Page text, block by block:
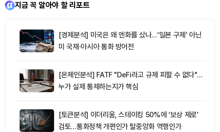
지금 꼭 알아야 할 리포트
[경제분석] 미국은 왜 엔화를 샀나…‘일본 구제’ 아닌
미 국채·아시아 통화 방어전
[온체인분석] FATF "DeFi라고 규제 피할 수 없다"…
누가 실제 통제하는지가 핵심
[토큰분석] 이더리움, 스테이킹 50%에 ‘보상 제로’
검토…통화정책 개편인가 탈중앙화 역행인가